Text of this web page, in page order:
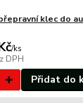
klec do
/ks
DPH
Přidat do